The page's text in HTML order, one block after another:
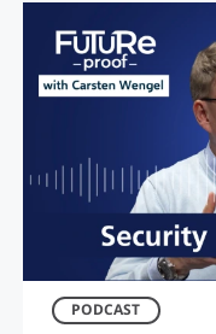
PODCAST